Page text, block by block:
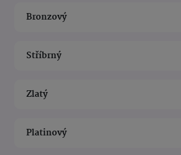
Bronzový
Stříbrný
Zlatý
Platinový